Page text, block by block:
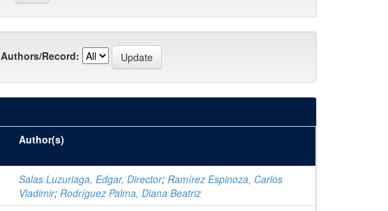
Authors/Record:
Author(s)
Salas Luzuriaga, Edgar, Director; Ramírez Espinoza, Carlos
Vladimir; Rodríguez Palma, Diana Beatriz